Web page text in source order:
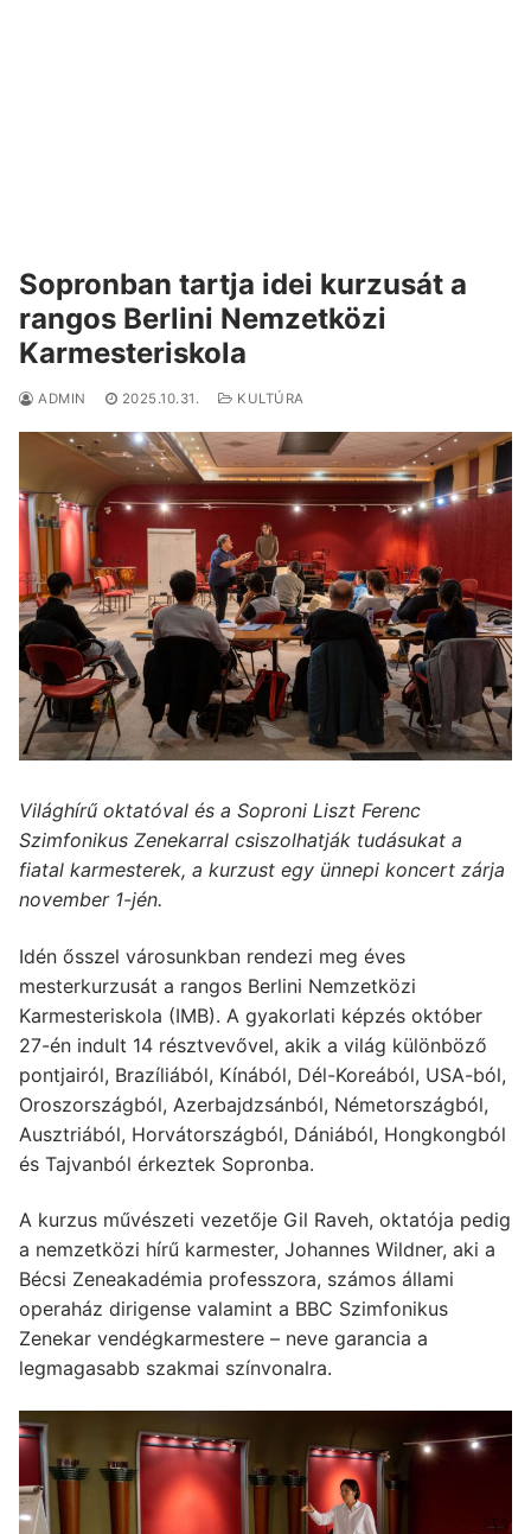
Sopronban tartja idei kurzusát a
rangos Berlini Nemzetközi
Karmesteriskola
ADMIN 2025.10.31. KULTÚRA
Világhírű oktatóval és a Soproni Liszt Ferenc
Szimfonikus Zenekarral csiszolhatják tudásukat a
fiatal karmesterek, a kurzust egy ünnepi koncert zárja
november 1-jén.
Idén ősszel városunkban rendezi meg éves
mesterkurzusát a rangos Berlini Nemzetközi
Karmesteriskola (IMB). A gyakorlati képzés október
27-én indult 14 résztvevővel, akik a világ különböző
pontjairól, Brazíliából, Kínából, Dél-Koreából, USA-ból,
Oroszországból, Azerbajdzsánból, Németországból,
Ausztriából, Horvátországból, Dániából, Hongkongból
és Tajvanból érkeztek Sopronba.
A kurzus művészeti vezetője Gil Raveh, oktatója pedig
a nemzetközi hírű karmester, Johannes Wildner, aki a
Bécsi Zeneakadémia professzora, számos állami
operaház dirigense valamint a BBC Szimfonikus
Zenekar vendégkarmestere – neve garancia a
legmagasabb szakmai színvonalra.